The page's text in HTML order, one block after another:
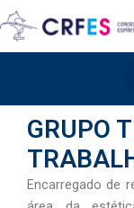
para
o
GRUPO
Encarregado de